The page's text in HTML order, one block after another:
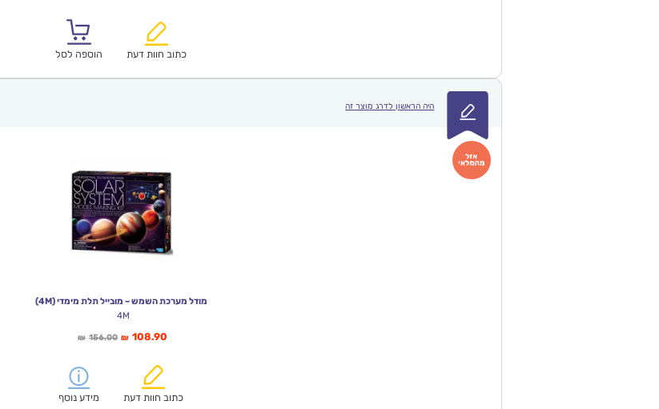
הוא:
כתוב חוות דעת
הוספה לסל
היה הראשון לדרג מוצר זה
מודל מערכת השמש – מובייל תלת מימדי (4M)
4M
₪ 156.00המחיר
₪ 108.90
כתוב חוות דעת
מידע נוסף